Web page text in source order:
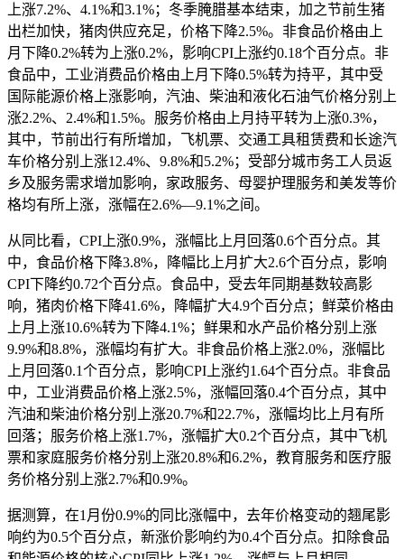
上涨7.2%、4.1%和3.1%；冬季腌腊基本结束，加之节前生猪
出栏加快，猪肉供应充足，价格下降2.5%。非食品价格由上
月下降0.2%转为上涨0.2%，影响CPI上涨约0.18个百分点。非
食品中，工业消费品价格由上月下降0.5%转为持平，其中受
国际能源价格上涨影响，汽油、柴油和液化石油气价格分别上
涨2.2%、2.4%和1.5%。服务价格由上月持平转为上涨0.3%，
其中，节前出行有所增加，飞机票、交通工具租赁费和长途汽
车价格分别上涨12.4%、9.8%和5.2%；受部分城市务工人员返
乡及服务需求增加影响，家政服务、母婴护理服务和美发等价
格均有所上涨，涨幅在2.6%—9.1%之间。
从同比看，CPI上涨0.9%，涨幅比上月回落0.6个百分点。其
中，食品价格下降3.8%，降幅比上月扩大2.6个百分点，影响
CPI下降约0.72个百分点。食品中，受去年同期基数较高影
响，猪肉价格下降41.6%，降幅扩大4.9个百分点；鲜菜价格由
上月上涨10.6%转为下降4.1%；鲜果和水产品价格分别上涨
9.9%和8.8%，涨幅均有扩大。非食品价格上涨2.0%，涨幅比
上月回落0.1个百分点，影响CPI上涨约1.64个百分点。非食品
中，工业消费品价格上涨2.5%，涨幅回落0.4个百分点，其中
汽油和柴油价格分别上涨20.7%和22.7%，涨幅均比上月有所
回落；服务价格上涨1.7%，涨幅扩大0.2个百分点，其中飞机
票和家庭服务价格分别上涨20.8%和6.2%，教育服务和医疗服
务价格分别上涨2.7%和0.9%。
据测算，在1月份0.9%的同比涨幅中，去年价格变动的翘尾影
响约为0.5个百分点，新涨价影响约为0.4个百分点。扣除食品